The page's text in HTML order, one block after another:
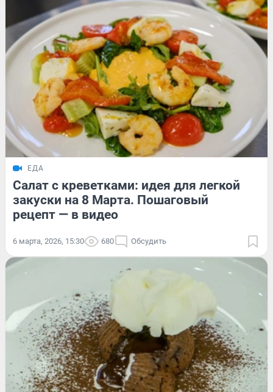
ЕДА
Салат с креветками: идея для легкой
закуски на 8 Марта. Пошаговый
рецепт — в видео
6 марта, 2026, 15:30 680 Обсудить